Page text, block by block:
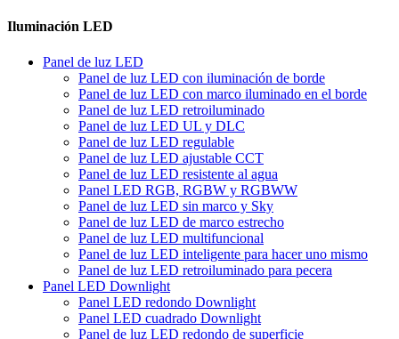
Iluminación LED
Panel de luz LED
Panel de luz LED con iluminación de borde
Panel de luz LED con marco iluminado en el borde
Panel de luz LED retroiluminado
Panel de luz LED UL y DLC
Panel de luz LED regulable
Panel de luz LED ajustable CCT
Panel de luz LED resistente al agua
Panel LED RGB, RGBW y RGBWW
Panel de luz LED sin marco y Sky
Panel de luz LED de marco estrecho
Panel de luz LED multifuncional
Panel de luz LED inteligente para hacer uno mismo
Panel de luz LED retroiluminado para pecera
Panel LED Downlight
Panel LED redondo Downlight
Panel LED cuadrado Downlight
Panel de luz LED redondo de superficie